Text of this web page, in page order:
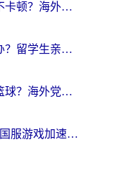
澳大利亚怎么玩节奏大师不卡顿？海外党国服游戏加速终极指南
国外打鸿图之下太卡怎么办？留学生亲测有效的国服游戏加速方案
日本用什么加速器玩街头篮球？海外党国服游戏不卡顿的终极攻略
外国人打刀塔2吗？海外党国服游戏加速避坑全攻略